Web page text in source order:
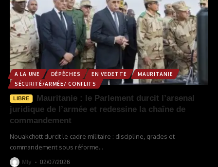
A LA UNE DÉPÊCHES EN VEDETTE
MAURITANIE
SÉCURITÉ/ARMÉE/ CONFLITS
LIBRE
Mauritanie : le Parlement durcit l’arsenal
juridique de l’armée et redessine la chaîne de
commandement
Nouakchott durcit le cadre militaire : discipline, grades et
commandement sous réforme…
Mly 02/07/2026